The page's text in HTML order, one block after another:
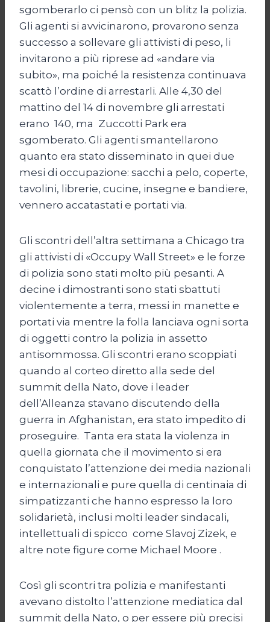
sgomberarlo ci pensò con un blitz la polizia.
Gli agenti si avvicinarono, provarono senza
successo a sollevare gli attivisti di peso, li
invitarono a più riprese ad «andare via
subito», ma poiché la resistenza continuava
scattò l’ordine di arrestarli. Alle 4,30 del
mattino del 14 di novembre gli arrestati
erano 140, ma Zuccotti Park era
sgomberato. Gli agenti smantellarono
quanto era stato disseminato in quei due
mesi di occupazione: sacchi a pelo, coperte,
tavolini, librerie, cucine, insegne e bandiere,
vennero accatastati e portati via.
Gli scontri dell’altra settimana a Chicago tra
gli attivisti di «Occupy Wall Street» e le forze
di polizia sono stati molto più pesanti. A
decine i dimostranti sono stati sbattuti
violentemente a terra, messi in manette e
portati via mentre la folla lanciava ogni sorta
di oggetti contro la polizia in assetto
antisommossa. Gli scontri erano scoppiati
quando al corteo diretto alla sede del
summit della Nato, dove i leader
dell’Alleanza stavano discutendo della
guerra in Afghanistan, era stato impedito di
proseguire. Tanta era stata la violenza in
quella giornata che il movimento si era
conquistato l’attenzione dei media nazionali
e internazionali e pure quella di centinaia di
simpatizzanti che hanno espresso la loro
solidarietà, inclusi molti leader sindacali,
intellettuali di spicco come Slavoj Zizek, e
altre note figure come Michael Moore .
Così gli scontri tra polizia e manifestanti
avevano distolto l’attenzione mediatica dal
summit della Nato, o per essere più precisi